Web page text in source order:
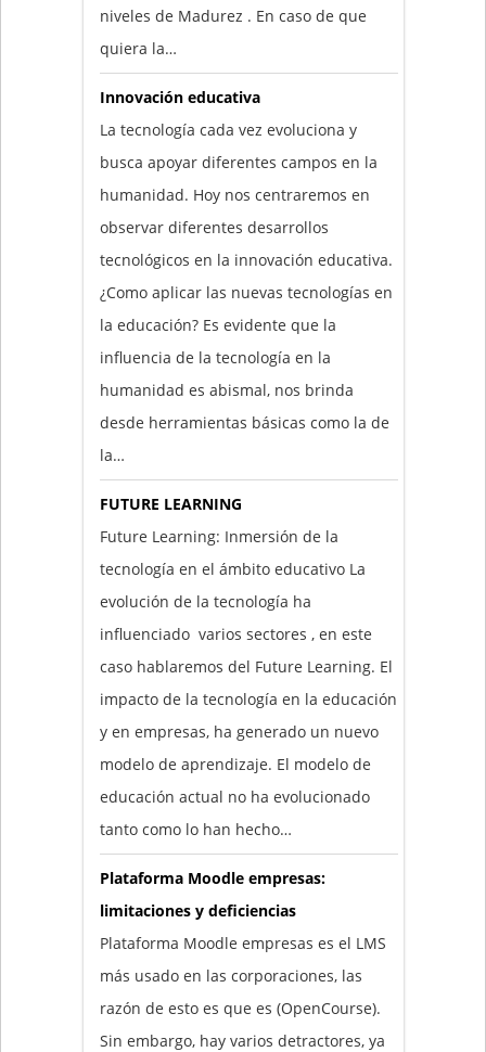
niveles de Madurez . En caso de que
quiera la…
Innovación educativa
La tecnología cada vez evoluciona y
busca apoyar diferentes campos en la
humanidad. Hoy nos centraremos en
observar diferentes desarrollos
tecnológicos en la innovación educativa.
¿Como aplicar las nuevas tecnologías en
la educación? Es evidente que la
influencia de la tecnología en la
humanidad es abismal, nos brinda
desde herramientas básicas como la de
la…
FUTURE LEARNING
Future Learning: Inmersión de la
tecnología en el ámbito educativo La
evolución de la tecnología ha
influenciado varios sectores , en este
caso hablaremos del Future Learning. El
impacto de la tecnología en la educación
y en empresas, ha generado un nuevo
modelo de aprendizaje. El modelo de
educación actual no ha evolucionado
tanto como lo han hecho…
Plataforma Moodle empresas:
limitaciones y deficiencias
Plataforma Moodle empresas es el LMS
más usado en las corporaciones, las
razón de esto es que es (OpenCourse).
Sin embargo, hay varios detractores, ya